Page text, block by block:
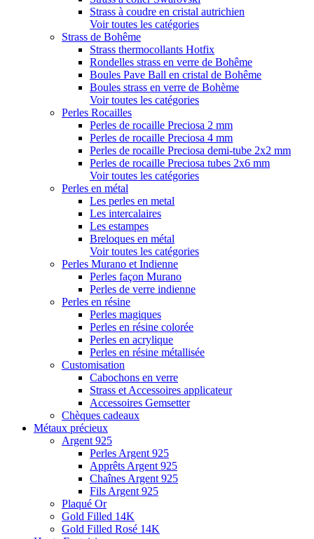
Strass à coudre en cristal autrichien
Voir toutes les catégories
Strass de Bohême
Strass thermocollants Hotfix
Rondelles strass en verre de Bohême
Boules Pave Ball en cristal de Bohême
Boules strass en verre de Bohème
Voir toutes les catégories
Perles Rocailles
Perles de rocaille Preciosa 2 mm
Perles de rocaille Preciosa 4 mm
Perles de rocaille Preciosa demi-tube 2x2 mm
Perles de rocaille Preciosa tubes 2x6 mm
Voir toutes les catégories
Perles en métal
Les perles en metal
Les intercalaires
Les estampes
Breloques en métal
Voir toutes les catégories
Perles Murano et Indienne
Perles façon Murano
Perles de verre indienne
Perles en résine
Perles magiques
Perles en résine colorée
Perles en acrylique
Perles en résine métallisée
Customisation
Cabochons en verre
Strass et Accessoires applicateur
Accessoires Gemsetter
Chèques cadeaux
Métaux précieux
Argent 925
Perles Argent 925
Apprêts Argent 925
Chaînes Argent 925
Fils Argent 925
Plaqué Or
Gold Filled 14K
Gold Filled Rosé 14K